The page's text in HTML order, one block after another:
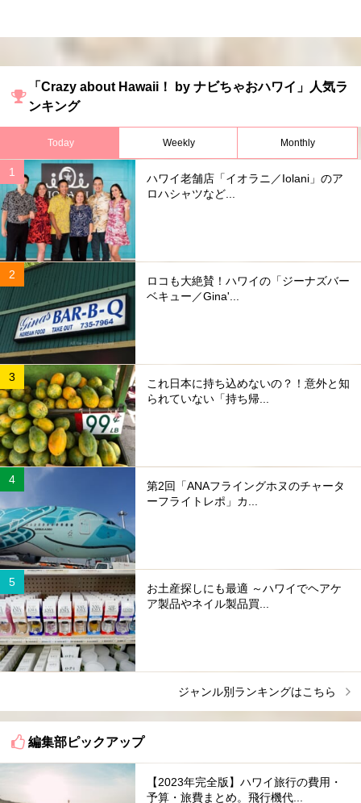
「Crazy about Hawaii！ by ナビちゃおハワイ」人気ラ
ンキング
Today Weekly Monthly
ハワイ老舗店「イオラニ／Iolani」のア
ロハシャツなど...
ロコも大絶賛！ハワイの「ジーナズバー
ベキュー／Gina'...
これ日本に持ち込めないの？！意外と知
られていない「持ち帰...
第2回「ANAフライングホヌのチャータ
ーフライトレポ」カ...
お土産探しにも最適 ～ハワイでヘアケ
ア製品やネイル製品買...
ジャンル別ランキングはこちら
編集部ピックアップ
【2023年完全版】ハワイ旅行の費用・
予算・旅費まとめ。飛行機代...